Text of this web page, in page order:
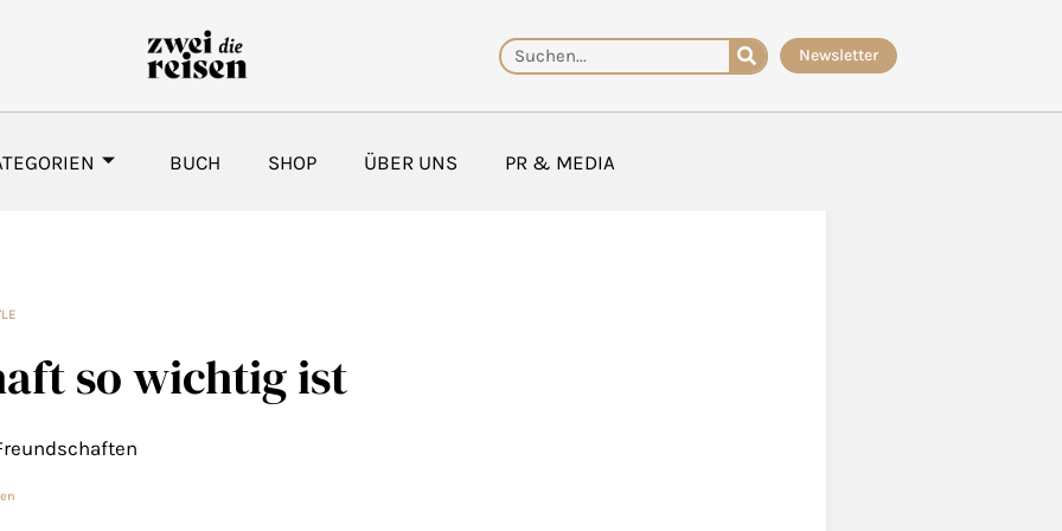
Suche Newsletter
BUCH SHOP ÜBER UNS PR & MEDIA
so wichtig ist